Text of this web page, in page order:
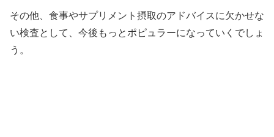
その他、食事やサプリメント摂取のアドバイスに欠かせな
い検査として、今後もっとポピュラーになっていくでしょ
う。